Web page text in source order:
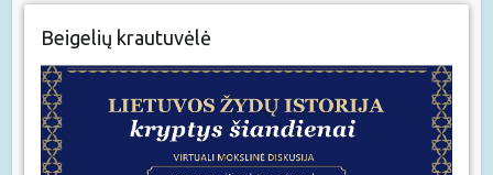
Beigelių krautuvėlė